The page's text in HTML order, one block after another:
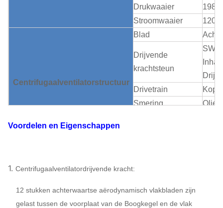
Drukwaaier
Stroomwaaier
Centrifugaalventilatorstructuur
Blad
Drijvende
krachtsteun
Drivetrain
Smering
Voordelen en Eigenschappen
1. Centrifugaalventilatordrijvende kracht:
12 stukken achterwaartse aërodynamisch vlakbladen zijn
gelast tussen de voorplaat van de Boogkegel en de vlak